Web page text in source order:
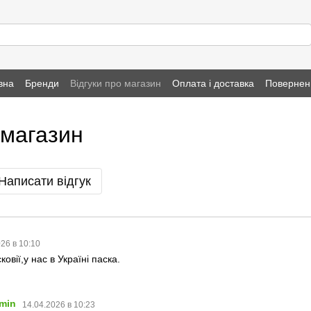
Бренди Відгуки про магазин Оплата і доставка
відгук
в 10:10
нас в Україні паска.
14.04.2026 в 10:23